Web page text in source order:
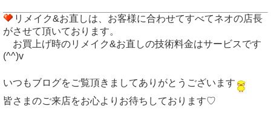
リメイク&お直しは、お客様に合わせてすべてネオの店長
がさせて頂いております。
お買上げ時のリメイク&お直しの技術料金はサービスです
(^^)v
いつもブログをご覧頂きましてありがとうございます
皆さまのご来店をお心よりお待ちしております♡